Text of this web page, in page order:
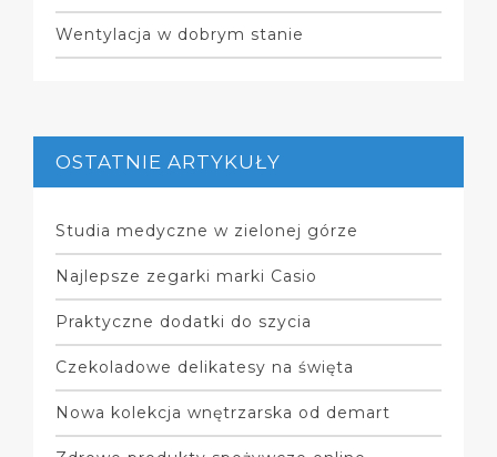
Wentylacja w dobrym stanie
OSTATNIE ARTYKUŁY
Studia medyczne w zielonej górze
Najlepsze zegarki marki Casio
Praktyczne dodatki do szycia
Czekoladowe delikatesy na święta
Nowa kolekcja wnętrzarska od demart